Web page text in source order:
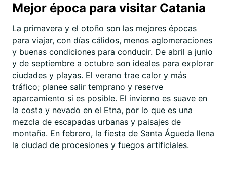
Mejor época para visitar Catania
La primavera y el otoño son las mejores épocas
para viajar, con días cálidos, menos aglomeraciones
y buenas condiciones para conducir. De abril a junio
y de septiembre a octubre son ideales para explorar
ciudades y playas. El verano trae calor y más
tráfico; planee salir temprano y reserve
aparcamiento si es posible. El invierno es suave en
la costa y nevado en el Etna, por lo que es una
mezcla de escapadas urbanas y paisajes de
montaña. En febrero, la fiesta de Santa Águeda llena
la ciudad de procesiones y fuegos artificiales.